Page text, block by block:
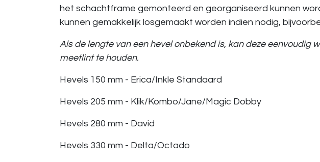
het schachtframe gemonteerd en georganiseerd kunnen
kunnen gemakkelijk losgemaakt worden indien nodig,
Als de lengte van een hevel onbekend is, kan deze eenvoudig
meetlint te houden.
Hevels 150 mm - Erica/Inkle Standaard
Hevels 205 mm - Klik/Kombo/Jane/Magic Dobby
Hevels 280 mm - David
Hevels 330 mm - Delta/Octado